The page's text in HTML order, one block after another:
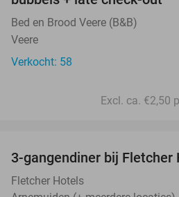
Bed en Brood Veere (B&B)
Veere
Verkocht: 58
Excl. ca. €2,50
3-gangendiner bij Fletcher
Fletcher Hotels